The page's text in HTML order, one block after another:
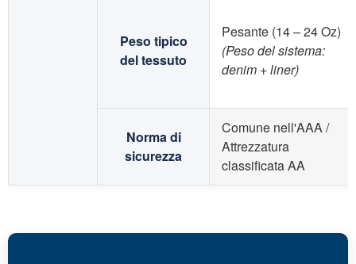
Peso tipico
del tessuto
Pesante (14 – 24 Oz)
(Peso del sistema:
denim + liner)
Norma di
sicurezza
Comune nell'AAA /
Attrezzatura
classificata AA